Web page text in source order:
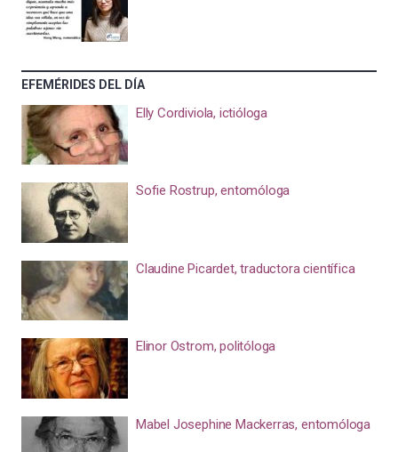
EFEMÉRIDES DEL DÍA
Elly Cordiviola, ictióloga
Sofie Rostrup, entomóloga
Claudine Picardet, traductora científica
Elinor Ostrom, politóloga
Mabel Josephine Mackerras, entomóloga